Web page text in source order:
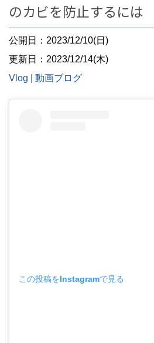
のカビを防止するには
公開日：2023/12/10(日)
更新日：2023/12/14(木)
Vlog | 動画ブログ
この投稿をInstagramで見る